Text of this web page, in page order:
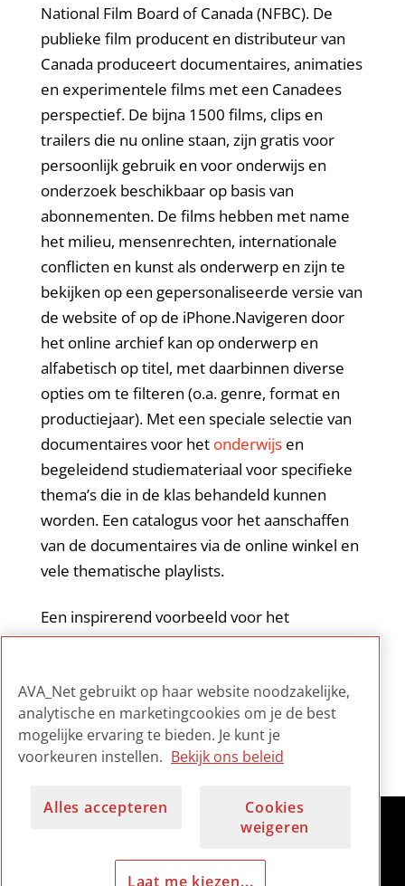
National Film Board of Canada (NFBC). De
publieke film producent en distributeur van
Canada produceert documentaires, animaties
en experimentele films met een Canadees
perspectief. De bijna 1500 films, clips en
trailers die nu online staan, zijn gratis voor
persoonlijk gebruik en voor onderwijs en
onderzoek beschikbaar op basis van
abonnementen. De films hebben met name
het milieu, mensenrechten, internationale
conflicten en kunst als onderwerp en zijn te
bekijken op een gepersonaliseerde versie van
de website of op de iPhone.Navigeren door
het online archief kan op onderwerp en
alfabetisch op titel, met daarbinnen diverse
opties om te filteren (o.a. genre, format en
productiejaar). Met een speciale selectie van
documentaires voor het onderwijs en
begeleidend studiemateriaal voor specifieke
thema’s die in de klas behandeld kunnen
worden. Een catalogus voor het aanschaffen
van de documentaires via de online winkel en
vele thematische playlists.
Een inspirerend voorbeeld voor het
stimuleren van het gebruik van een digitaal
onderwijs.
AVA_Net gebruikt op haar website noodzakelijke,
analytische en marketingcookies om je de best
mogelijke ervaring te bieden. Je kunt je
voorkeuren instellen. Bekijk ons beleid
Alles accepteren
Cookies
weigeren
Laat me kiezen...